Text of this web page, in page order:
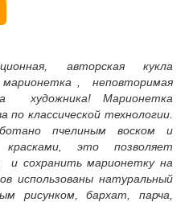
авторская кукла
марионетка , неповторимая
художника! Марионетка
по классической технологии.
пчелиным воском и
красками, это позволяет
и сохранить марионетку на
использованы натуральный
рисунком, бархат, парча,